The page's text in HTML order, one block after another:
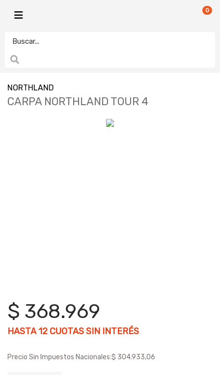
0
NORTHLAND
CARPA NORTHLAND TOUR 4
$ 368.969
HASTA12 CUOTAS SIN INTERÉS
Precio Sin Impuestos Nacionales:$ 304.933,06